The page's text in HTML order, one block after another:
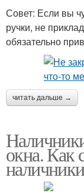
Совет: Если вы
ручки, не
обязательно
читать дальше →
окна. Как